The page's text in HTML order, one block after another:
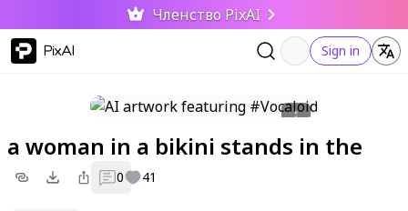
Членство PixAI
PixAI Sign in
a woman in a bikini stands in the
0 41